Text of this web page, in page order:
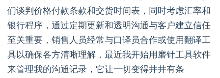
们谈判价格付款条款和交货时间表，同时考虑汇率和
银行程序，通过定期更新和透明沟通与客户建立信任
至关重要，销售人员经常与口译员合作或使用翻译工
具以确保各方清晰理解，最近我开始用磨针工具软件
来管理我的沟通记录，它让一切变得井井有条